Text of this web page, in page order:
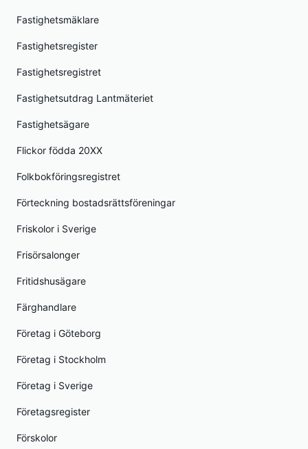
Fastighetsmäklare
Fastighetsregister
Fastighetsregistret
Fastighetsutdrag Lantmäteriet
Fastighetsägare
Flickor födda 20XX
Folkbokföringsregistret
Förteckning bostadsrättsföreningar
Friskolor i Sverige
Frisörsalonger
Fritidshusägare
Färghandlare
Företag i Göteborg
Företag i Stockholm
Företag i Sverige
Företagsregister
Förskolor